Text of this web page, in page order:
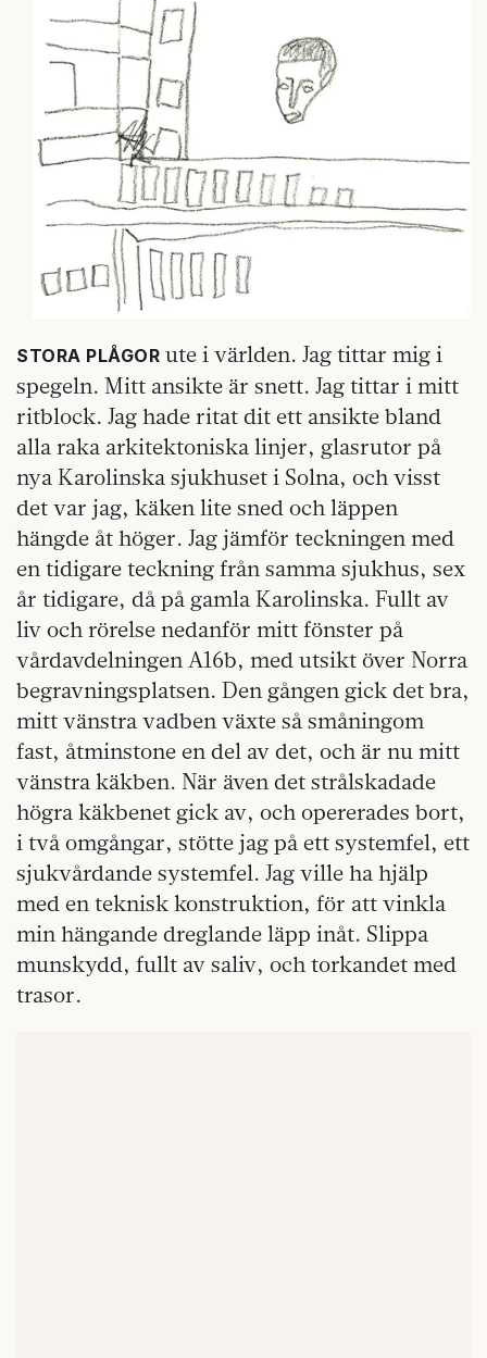
STORA PLÅGOR ute i världen. Jag tittar mig i
spegeln. Mitt ansikte är snett. Jag tittar i mitt
ritblock. Jag hade ritat dit ett ansikte bland
alla raka arkitektoniska linjer, glasrutor på
nya Karolinska sjukhuset i Solna, och visst
det var jag, käken lite sned och läppen
hängde åt höger. Jag jämför teckningen med
en tidigare teckning från samma sjukhus, sex
år tidigare, då på gamla Karolinska. Fullt av
liv och rörelse nedanför mitt fönster på
vårdavdelningen A16b, med utsikt över Norra
begravningsplatsen. Den gången gick det bra,
mitt vänstra vadben växte så småningom
fast, åtminstone en del av det, och är nu mitt
vänstra käkben. När även det strålskadade
högra käkbenet gick av, och opererades bort,
i två omgångar, stötte jag på ett systemfel, ett
sjukvårdande systemfel. Jag ville ha hjälp
med en teknisk konstruktion, för att vinkla
min hängande dreglande läpp inåt. Slippa
munskydd, fullt av saliv, och torkandet med
trasor.